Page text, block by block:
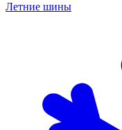
Летние шины